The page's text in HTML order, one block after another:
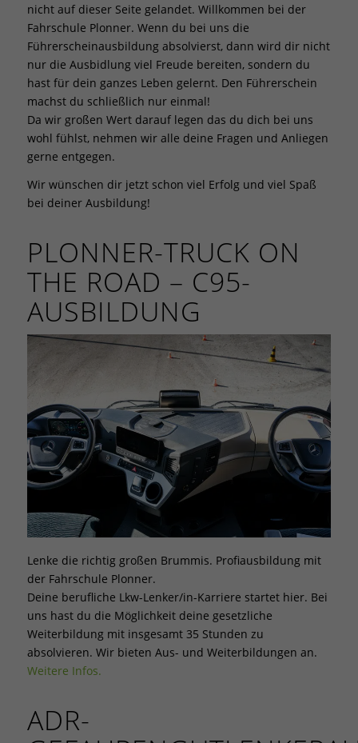
nicht auf dieser Seite gelandet. Willkommen bei der
Fahrschule Plonner. Wenn du bei uns die
Führerscheinausbildung absolvierst, dann wird dir nicht
nur die Ausbidlung viel Freude bereiten, sondern du
hast für dein ganzes Leben gelernt. Den Führerschein
machst du schließlich nur einmal!
Da wir großen Wert darauf legen das du dich bei uns
wohl fühlst, nehmen wir alle deine Fragen und Anliegen
gerne entgegen.
Wir wünschen dir jetzt schon viel Erfolg und viel Spaß
bei deiner Ausbildung!
PLONNER-TRUCK ON
THE ROAD – C95-
AUSBILDUNG
Lenke die richtig großen Brummis. Profiausbildung mit
der Fahrschule Plonner.
Deine berufliche Lkw-Lenker/in-Karriere startet hier. Bei
uns hast du die Möglichkeit deine gesetzliche
Weiterbildung mit insgesamt 35 Stunden zu
absolvieren. Wir bieten Aus- und Weiterbildungen an.
Weitere Infos.
ADR-